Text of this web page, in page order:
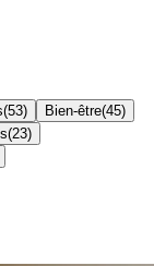
(53) Bien-être(45)
(23)